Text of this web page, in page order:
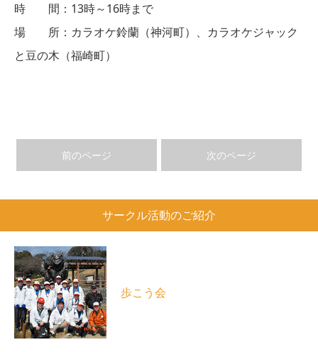
時 間：13時～16時まで
場 所：カラオケ鈴蘭（神河町）、カラオケジャック
と豆の木（福崎町）
前のページ 次のページ
サークル活動のご紹介
歩こう会